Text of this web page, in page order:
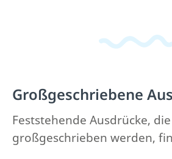
Großgeschriebene
Feststehende Ausdrücke,
großgeschrieben werden,